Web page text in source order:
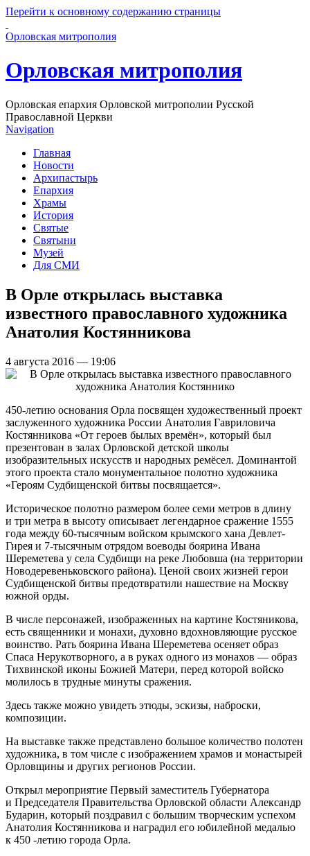
Перейти к основному содержанию страницы
Орловская митрополия
Орловская митрополия
Орловская епархия Орловской митрополии Русской
Православной Церкви
Navigation
Главная
Новости
Архипастырь
Епархия
Храмы
История
Святые
Святыни
Музей
Для СМИ
В Орле открылась выставка
известного православного художника
Анатолия Костянникова
4 августа 2016 — 19:06
450-летию основания Орла посвящен художественный проект
заслуженного художника России Анатолия Гавриловича
Костянникова «От героев былых времён», который был
презентован в залах Орловской детской школы
изобразительных искусств и народных ремёсел. Доминантой
этого проекта стало монументальное полотно художника
«Героям Судбищенской битвы посвящается».
Историческое полотно размером более семи метров в длину
и три метра в высоту описывает легендарное сражение 1555
года между 60-тысячным войском крымского хана Девлет-
Гирея и 7-тысячным отрядом воеводы боярина Ивана
Шереметева у села Судбищи на реке Любовша (на территории
Новодеревеньковского района). Ценой своих жизней герои
Судбищенской битвы предотвратили нашествие на Москву
южной орды.
В числе персонажей, изображенных на картине Костяникова,
есть священники и монахи, духовно вдохновляющие русское
воинство. Рать боярина Ивана Шереметева осеняет образ
Спаса Нерукотворного, а в руках одного из монахов — образ
Тихвинской иконы Божией Матери, перед которой войско
молилось в трудные минуты сражения.
Здесь также можно увидеть этюды, эскизы, наброски,
композиции.
На выставке также представлено большое количество полотен
художника, в том числе с изображением храмов и монастырей
Орловщины и других регионов России.
Открыл мероприятие Первый заместитель Губернатора
и Председателя Правительства Орловской области Александр
Бударин, который поздравил с большим творческим успехом
Анатолия Костянникова и наградил его юбилейной медалью
к 450 -летию города Орла.